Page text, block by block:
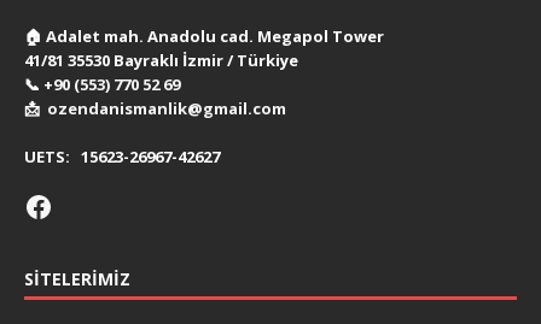
🏠 Adalet mah. Anadolu cad. Megapol Tower
41/81 35530 Bayraklı İzmir / Türkiye
📞 +90 (553) 770 52 69
📩 ozendanismanlik@gmail.com
UETS: 15623-26967-42627
SITELERIMIZ